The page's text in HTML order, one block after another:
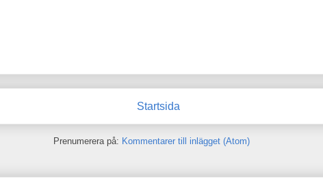
Startsida
Prenumerera på: Kommentarer till inlägget (Atom)